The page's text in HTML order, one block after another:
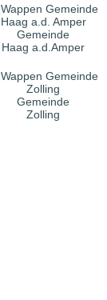
Gemeinde
Haag a.d.Amper
Gemeinde
Zolling